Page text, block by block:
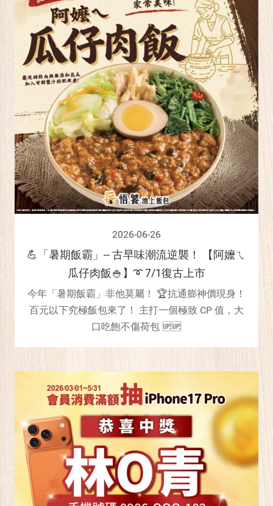
2026-06-26
💪「暑期飯霸」-- 古早味潮流逆襲！ 【阿嬤ㄟ
瓜仔肉飯🍚】➰ 7/1復古上市
今年「暑期飯霸」非他莫屬！ 🏆抗通膨神價現身！
百元以下究極飯包來了！ 主打一個極致 CP 值，大
口吃飽不傷荷包 🆙🆙